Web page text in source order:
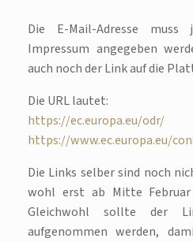
Die E-Mail-Adresse
Impressum angegeben
auch noch der Link auf die
Die URL lautet:
https://ec.europa.eu/odr/
https://www.ec.europa.eu/
Die Links selber sind noch
wohl erst ab Mitte
Gleichwohl sollte der
aufgenommen werden,